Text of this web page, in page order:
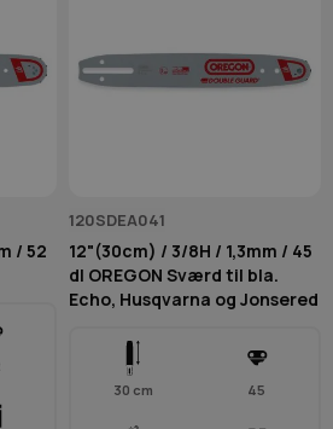
/ 52
120SDEA041
12"(30cm) / 3/8H / 1,3mm / 45
dl OREGON Sværd til bla.
Echo, Husqvarna og Jonsered
30 cm 45